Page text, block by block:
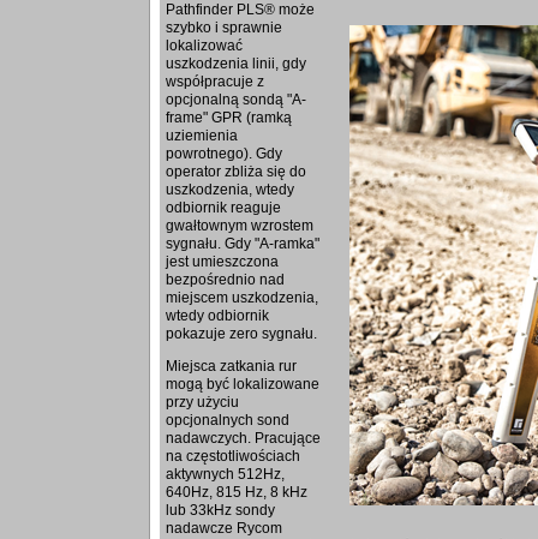
Pathfinder PLS® może
szybko i sprawnie
lokalizować
uszkodzenia linii, gdy
współpracuje z
opcjonalną sondą "A-
frame" GPR (ramką
uziemienia
powrotnego). Gdy
operator zbliża się do
uszkodzenia, wtedy
odbiornik reaguje
gwałtownym wzrostem
sygnału. Gdy "A-ramka"
jest umieszczona
bezpośrednio nad
miejscem uszkodzenia,
wtedy odbiornik
pokazuje zero sygnału.
Miejsca zatkania rur
mogą być lokalizowane
przy użyciu
opcjonalnych sond
nadawczych. Pracujące
na częstotliwościach
aktywnych 512Hz,
640Hz, 815 Hz, 8 kHz
lub 33kHz sondy
nadawcze Rycom